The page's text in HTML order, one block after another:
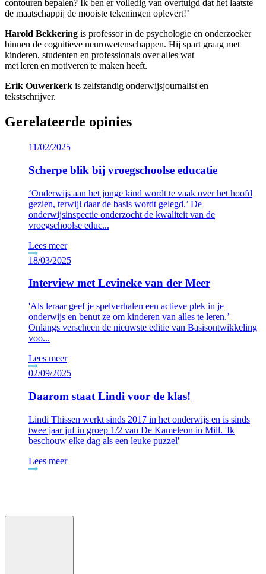
contouren bepalen? Ik ben er volledig van overtuigd dat het laatste
de maatschappij de mooiste tekeningen oplevert!’
Harold Bekkering is professor in de psychologie en onderzoeker
binnen de cognitieve neurowetenschappen. Hij spart graag met
kinderen, studenten en professionals over alles wat
met leren en motiveren te maken heeft.
Erik Ouwerkerk is zelfstandig onderwijsjournalist en
tekstschrijver.
Gerelateerde opinies
11/02/2025
Scherpe blik bij vroegschoolse educatie
‘Onderwijs aan het jonge kind wordt te vaak over het hoofd
gezien, terwijl daar de basis wordt gelegd.’ De
onderwijsinspectie onderzocht de kwaliteit van de
vroegschoolse educ...
Lees meer
18/03/2025
Interview met Levineke van der Meer
'Als leraar geef je spelverhalen een actieve plek in je
onderwijs en benut ze om kinderen van alles te leren.’
Onlangs verscheen de nieuwste editie van Basisontwikkeling
voo...
Lees meer
02/09/2025
Daarom staat Lindi voor de klas!
Lindi Thissen werkt sinds 2017 in het onderwijs en is sinds
twee jaar juf in groep 1/2 van De Kameleon in Mill. 'Ik
beschouw elke dag als een leuke puzzel'
Lees meer